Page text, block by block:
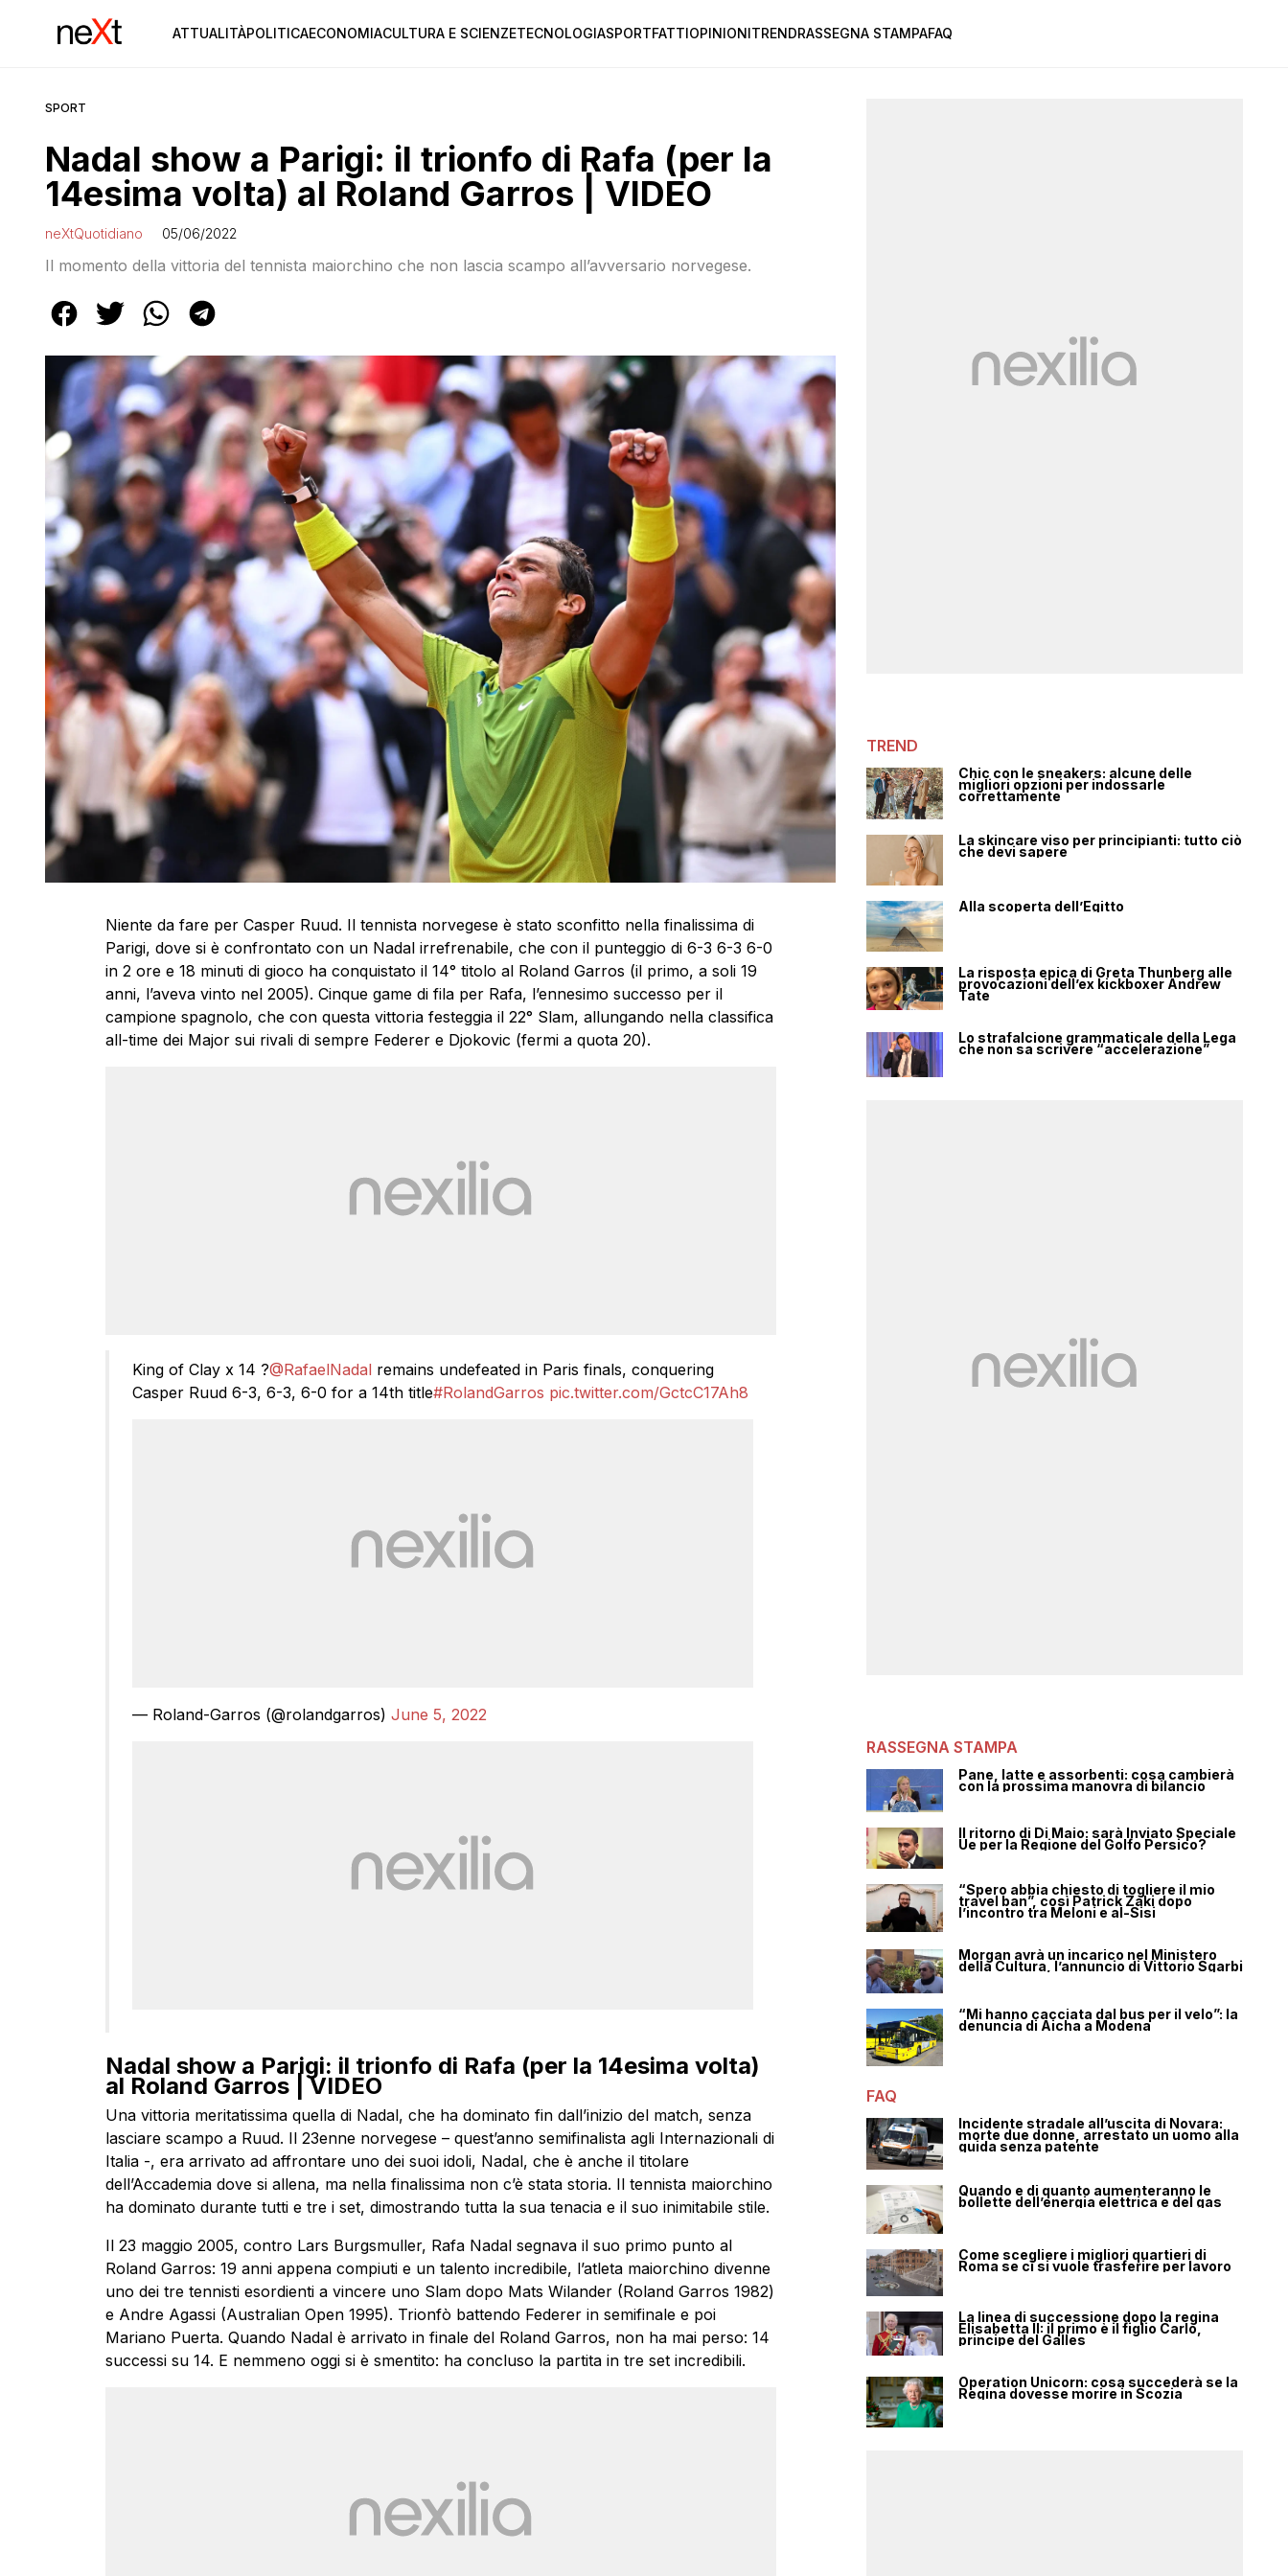
ATTUALITÀPOLITICAECONOMIACULTURA E SCIENZETECNOLOGIASPORTFATTIOPINIONITRENDRASSEGNA STAMPAFAQ
SPORT
Nadal show a Parigi: il trionfo di Rafa (per la
14esima volta) al Roland Garros | VIDEO
neXtQuotidiano 05/06/2022
Il momento della vittoria del tennista maiorchino che non lascia scampo all’avversario norvegese.
Niente da fare per Casper Ruud. Il tennista norvegese è stato sconfitto nella finalissima di
Parigi, dove si è confrontato con un Nadal irrefrenabile, che con il punteggio di 6-3 6-3 6-0
in 2 ore e 18 minuti di gioco ha conquistato il 14° titolo al Roland Garros (il primo, a soli 19
anni, l’aveva vinto nel 2005). Cinque game di fila per Rafa, l’ennesimo successo per il
campione spagnolo, che con questa vittoria festeggia il 22° Slam, allungando nella classifica
all-time dei Major sui rivali di sempre Federer e Djokovic (fermi a quota 20).
King of Clay x 14 ?@RafaelNadalremains undefeated in Paris finals, conquering
Casper Ruud 6-3, 6-3, 6-0 for a 14th title#RolandGarros pic.twitter.com/GctcC17Ah8
— Roland-Garros (@rolandgarros) June 5, 2022
Nadal show a Parigi: il trionfo di Rafa (per la 14esima volta)
al Roland Garros | VIDEO
Una vittoria meritatissima quella di Nadal, che ha dominato fin dall’inizio del match, senza
lasciare scampo a Ruud. Il 23enne norvegese – quest’anno semifinalista agli Internazionali di
Italia -, era arrivato ad affrontare uno dei suoi idoli, Nadal, che è anche il titolare
dell’Accademia dove si allena, ma nella finalissima non c’è stata storia. Il tennista maiorchino
ha dominato durante tutti e tre i set, dimostrando tutta la sua tenacia e il suo inimitabile stile.
Il 23 maggio 2005, contro Lars Burgsmuller, Rafa Nadal segnava il suo primo punto al
Roland Garros: 19 anni appena compiuti e un talento incredibile, l’atleta maiorchino divenne
uno dei tre tennisti esordienti a vincere uno Slam dopo Mats Wilander (Roland Garros 1982)
e Andre Agassi (Australian Open 1995). Trionfò battendo Federer in semifinale e poi
Mariano Puerta. Quando Nadal è arrivato in finale del Roland Garros, non ha mai perso: 14
successi su 14. E nemmeno oggi si è smentito: ha concluso la partita in tre set incredibili.
TREND
Chic con le sneakers: alcune delle
migliori opzioni per indossarle
correttamente
La skincare viso per principianti: tutto ciò
che devi sapere
Alla scoperta dell’Egitto
La risposta epica di Greta Thunberg alle
provocazioni dell’ex kickboxer Andrew
Tate
Lo strafalcione grammaticale della Lega
che non sa scrivere “accelerazione”
RASSEGNA STAMPA
Pane, latte e assorbenti: cosa cambierà
con la prossima manovra di bilancio
Il ritorno di Di Maio: sarà Inviato Speciale
Ue per la Regione del Golfo Persico?
“Spero abbia chiesto di togliere il mio
travel ban”, così Patrick Zaki dopo
l’incontro tra Meloni e al-Sisi
Morgan avrà un incarico nel Ministero
della Cultura, l’annuncio di Vittorio Sgarbi
“Mi hanno cacciata dal bus per il velo”: la
denuncia di Aicha a Modena
FAQ
Incidente stradale all’uscita di Novara:
morte due donne, arrestato un uomo alla
guida senza patente
Quando e di quanto aumenteranno le
bollette dell’energia elettrica e del gas
Come scegliere i migliori quartieri di
Roma se ci si vuole trasferire per lavoro
La linea di successione dopo la regina
Elisabetta II: il primo è il figlio Carlo,
principe del Galles
Operation Unicorn: cosa succederà se la
Regina dovesse morire in Scozia